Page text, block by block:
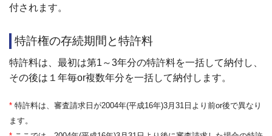
付されます。
特許権の存続期間と特許料
特許料は、最初は第1～3年分の特許料を一括して納付し、
その後は１年毎or複数年分を一括して納付します。
* 特許料は、審査請求日が2004年(平成16年)3月31日より前or後で異なり
ます。